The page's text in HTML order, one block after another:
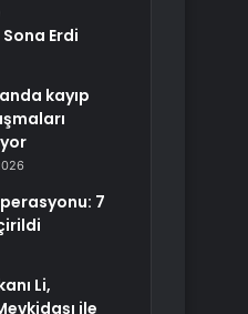
Erdi
kayıp
7
Li,
ile